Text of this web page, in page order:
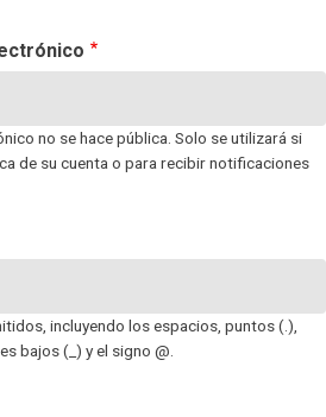
no se hace pública. Solo se utilizará si
de su cuenta o para recibir notificaciones
incluyendo los espacios, puntos (.),
bajos (_) y el signo @.